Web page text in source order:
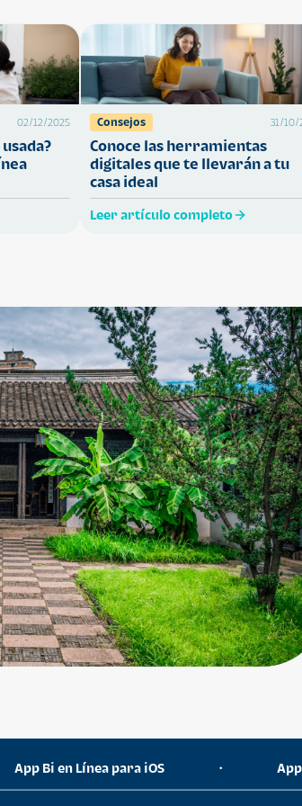
02/12/2025 Consejos 31/10/
Conoce las herramientas
digitales que te llevarán a tu
casa ideal
Leer artículo completo
App Bi en Línea para iOS •